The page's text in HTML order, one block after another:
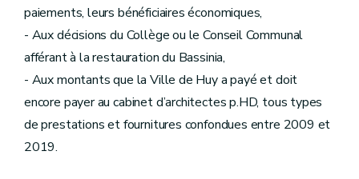
paiements, leurs bénéficiaires économiques,
- Aux décisions du Collège ou le Conseil Communal
afférant à la restauration du Bassinia,
- Aux montants que la Ville de Huy a payé et doit
encore payer au cabinet d’architectes p.HD, tous types
de prestations et fournitures confondues entre 2009 et
2019.